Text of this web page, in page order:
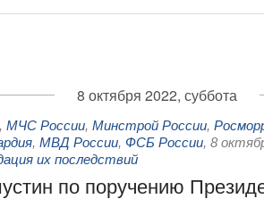
8 октября 2022, суббота
, МЧС России, Минстрой России,
, МВД России, ФСБ России, 8
их последствий
по поручению